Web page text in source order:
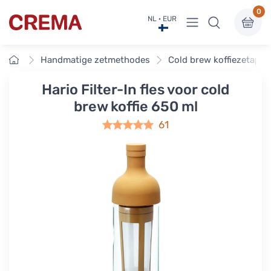
Crema NL · EUR Menu bekijken
0
HomeHandmatige zetmethodes Cold brew
Hario Filter-In fles voor cold
brew koffie 650 ml
61